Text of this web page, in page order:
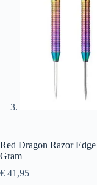
Red Dragon Razor
Gram
€ 41,95